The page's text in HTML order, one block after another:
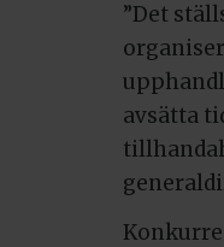
”Det
avsätta